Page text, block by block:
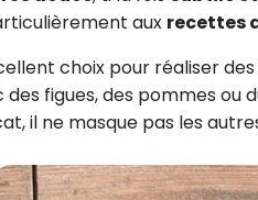
aux recettes
choix pour réaliser des
des figues, des pommes ou
il ne masque pas les